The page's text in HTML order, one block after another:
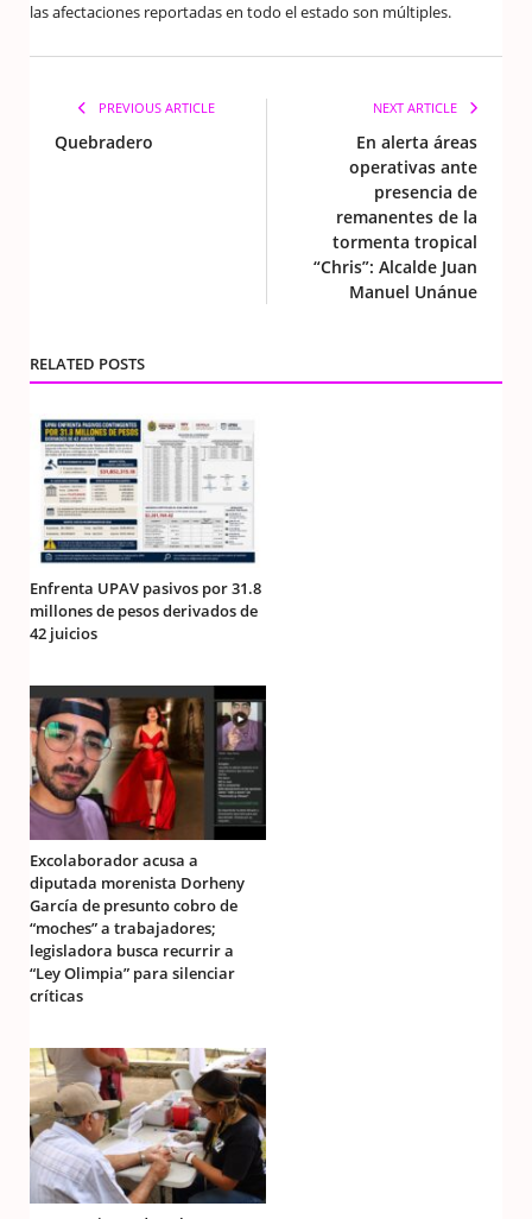
las afectaciones reportadas en todo el estado son múltiples.
PREVIOUS ARTICLE
Quebradero
NEXT ARTICLE
En alerta áreas
operativas ante
presencia de
remanentes de la
tormenta tropical
“Chris”: Alcalde Juan
Manuel Unánue
RELATED POSTS
Enfrenta UPAV pasivos por 31.8
millones de pesos derivados de
42 juicios
Excolaborador acusa a
diputada morenista Dorheny
García de presunto cobro de
“moches” a trabajadores;
legisladora busca recurrir a
“Ley Olimpia” para silenciar
críticas